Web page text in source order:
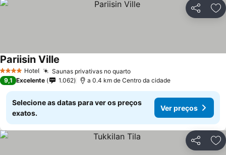
Partilhar
4 EstrelasHotel Saunas privativas no quarto
Pariisin Ville
9,1 Excelente 1.062 a 0.4 km de Centro da cidade
Selecione as datas para ver os preços
exatos.
Ver preços
Partilhar